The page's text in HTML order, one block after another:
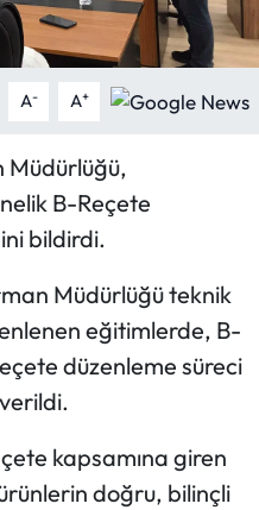
A- A+
Müdürlüğü,
B-Reçete
bildirdi.
Müdürlüğü teknik
eğitimlerde, B-
düzenleme süreci
kapsamına giren
doğru, bilinçli